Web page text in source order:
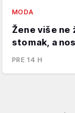
MODA
Žene više ne
stomak, a
PRE 14 H